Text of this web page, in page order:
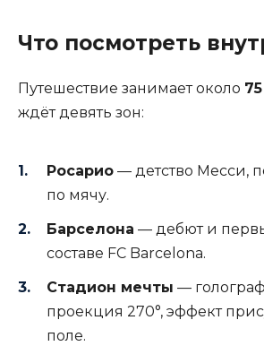
Что посмотреть
Путешествие занимает около
ждёт девять зон:
Росарио — детство Месси,
по мячу.
Барселона — дебют и
составе FC Barcelona.
Стадион мечты —
проекция 270°, эффект
поле.